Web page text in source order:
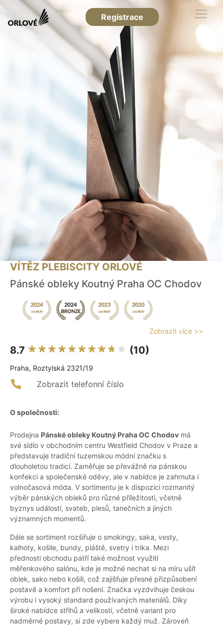
Registrace
VÍTĚZ PLEBISCITY ORLOVÉ
Pánské obleky Koutný Praha OC Chodov
Zobrazit více >>
8.7 (10)
Praha, Roztylská 2321/19
Zobrazit telefonní číslo
O společnosti:
Prodejna Pánské obleky Koutný Praha OC Chodov má
své sídlo v obchodním centru Westfield Chodov v Praze a
představuje tradiční tuzemskou módní značku s
dlouholetou tradicí. Zaměřuje se převážně na pánskou
konfekci a společenské oděvy, ale v nabídce je zahrnuta i
volnočasová móda. V sortimentu je k dispozici rozmanitý
výběr pánských obleků pro různé příležitosti, včetně
byznys událostí, svateb, plesů, tanečních a jiných
významných momentů.
Dále se sortiment rozšiřuje o smokingy, saka, vesty,
kalhoty, košile, bundy, pláště, svetry i trika. Mezi
přednosti obchodu patří také možnost využití
měřenkového salónu, kde je možné nechat si na míru ušít
oblek, sako nebo košili, což zajišťuje přesné přizpůsobení
postavě a komfort při nošení. Značka vyzdvihuje českou
výrobu i vysoký standard používaných materiálů. Díky
široké nabídce střihů a velikostí, včetně variant pro
nadměrné postavy, si zde vybere každý muž. Zároveň